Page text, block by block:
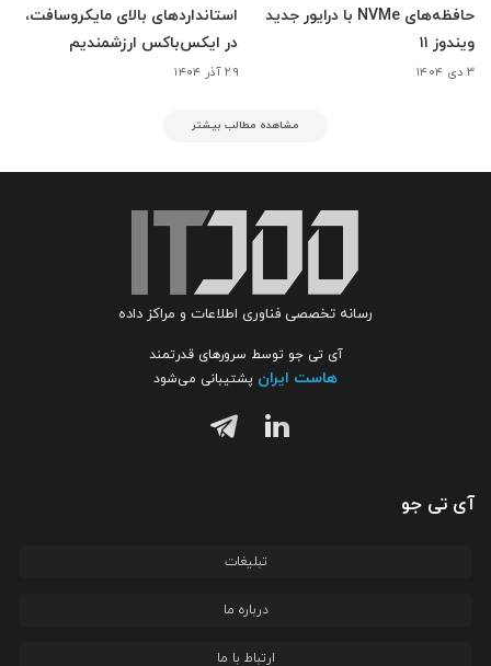
حافظه‌های NVMe با درایور جدید
ویندوز ۱۱
۳ دی ۱۴۰۴
استانداردهای بالای مایکروسافت،
در ایکس‌باکس ارزشمندیم
۲۹ آذر ۱۴۰۴
مشاهده مطالب بیشتر
رسانه تخصصی فناوری اطلاعات و مراکز داده
آی تی جو توسط سرورهای قدرتمند
هاست ایران پشتیبانی می‌شود
آی تی جو
تبلیغات
درباره ما
ارتباط با ما